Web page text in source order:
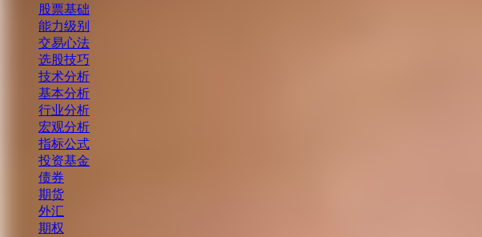
股票基础
能力级别
交易心法
选股技巧
技术分析
基本分析
行业分析
宏观分析
指标公式
投资基金
债券
期货
外汇
期权